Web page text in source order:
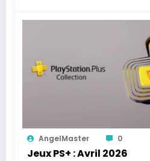
AngelMaster 0
Jeux PS+ : Avril 2026